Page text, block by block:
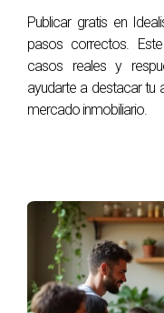
¿Es necesario
vender?
No es obligatorio,
valor percibido por los
¿Qué
Documentación
certificado energético
¿Cómo
vivienda?
Publicar gratis en
pasos correctos.
casos reales y
ayudarte a destacar tu
mercado inmobiliario.